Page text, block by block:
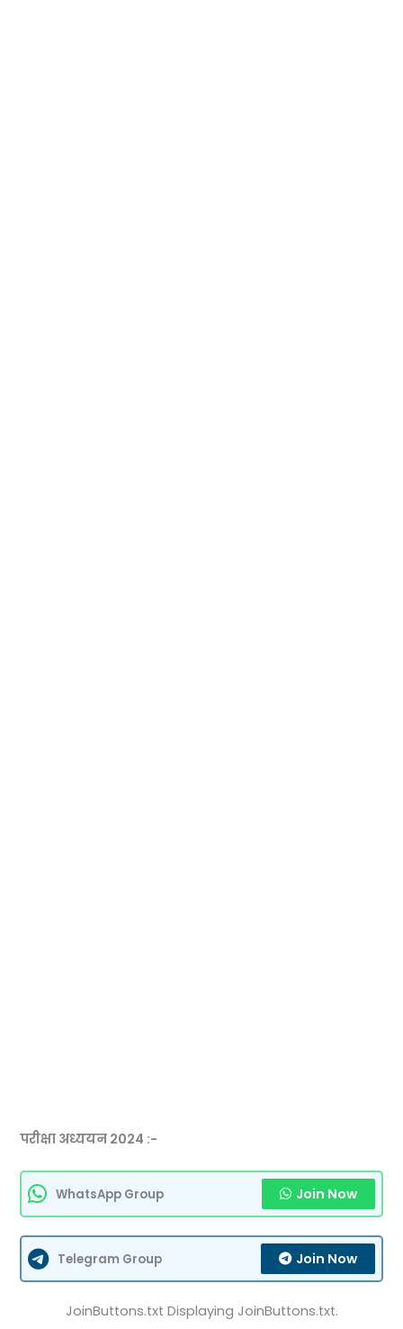
परीक्षा अध्ययन 2024 :-
WhatsApp Group Join Now
Telegram Group Join Now
JoinButtons.txt Displaying JoinButtons.txt.